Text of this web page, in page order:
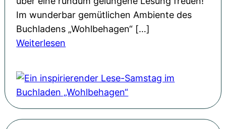
r
g
e
r
a
s
t
t
M
u
s
-
e
:
i
s
s
i
Im wunderbar gemütlichen Ambiente des
Buchladens „Wohlbehagen“ […]
Weiterlesen
n
i
n